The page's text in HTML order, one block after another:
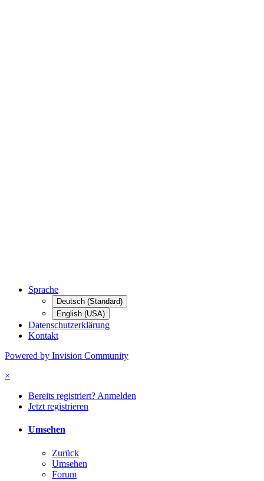
Sprache
Deutsch (Standard)
English (USA)
Datenschutzerklärung
Kontakt
Powered by Invision Community
×
Bereits registriert? Anmelden
Jetzt registrieren
Umsehen
Zurück
Umsehen
Forum